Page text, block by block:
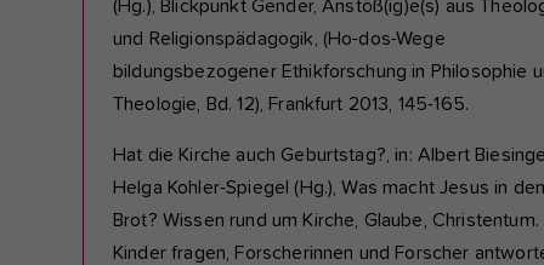
(Hg.), Blickpunkt Gender, Anstöß(ig)e(s) aus
und Religionspädagogik, (Ho-dos-Wege
bildungsbezogener Ethikforschung in Philosophie
Theologie, Bd. 12), Frankfurt 2013, 145-165.
Hat die Kirche auch Geburtstag?, in: Albert
Helga Kohler-Spiegel (Hg.), Was macht Jesus in
Brot? Wissen rund um Kirche, Glaube, Christentum.
Kinder fragen, Forscherinnen und Forscher